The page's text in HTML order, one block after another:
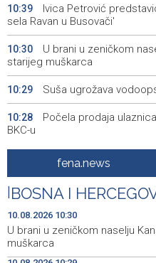
10:39
Ivica Petrović
sela Ravan u Busovači'
10:30
U brani u zeničkom
starijeg muškarca
10:29 Suša ugrožava
10:28
Počela prodaja
BKC-u
Tužilaštvo USK
za ubistvo supruga
10:08 Saopćenje za javnost
10:02
KCUS i SKB Mostar
transplantacijskim centrima
fena.news
BOSNA I
10.08.2026 10:30
U brani u zeničkom naselju
muškarca